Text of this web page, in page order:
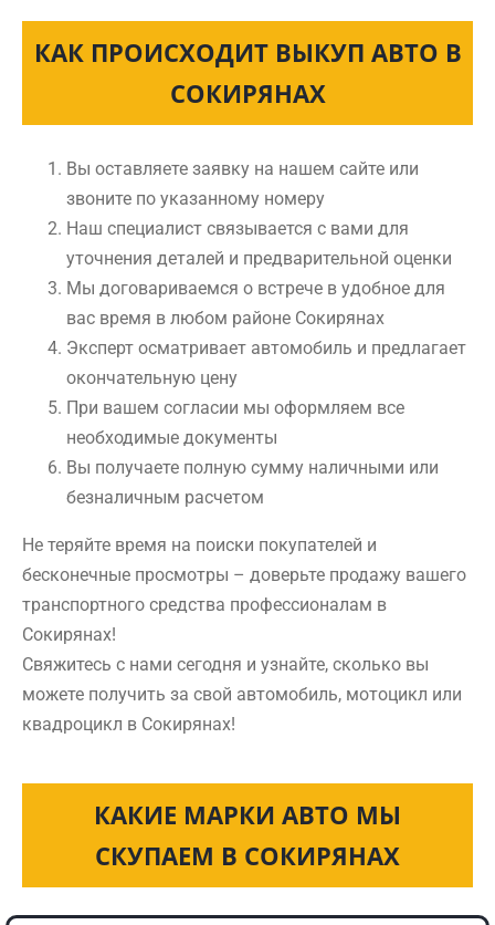
КАК ПРОИСХОДИТ ВЫКУП АВТО В
СОКИРЯНАХ
Вы оставляете заявку на нашем сайте или
звоните по указанному номеру
Наш специалист связывается с вами для
уточнения деталей и предварительной оценки
Мы договариваемся о встрече в удобное для
вас время в любом районе Сокирянах
Эксперт осматривает автомобиль и предлагает
окончательную цену
При вашем согласии мы оформляем все
необходимые документы
Вы получаете полную сумму наличными или
безналичным расчетом
Не теряйте время на поиски покупателей и
бесконечные просмотры – доверьте продажу вашего
транспортного средства профессионалам в
Сокирянах!
Свяжитесь с нами сегодня и узнайте, сколько вы
можете получить за свой автомобиль, мотоцикл или
квадроцикл в Сокирянах!
КАКИЕ МАРКИ АВТО МЫ
СКУПАЕМ В СОКИРЯНАХ